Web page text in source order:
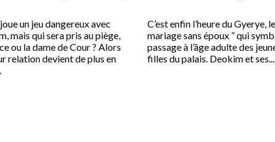
un jeu dangereux avec
mais qui sera pris au piège,
ou la dame de Cour ? Alors
relation devient de plus en
C’est enfin l’heure du Gyerye,
mariage sans époux ” qui
passage à l’âge adulte des
filles du palais. Deokim et